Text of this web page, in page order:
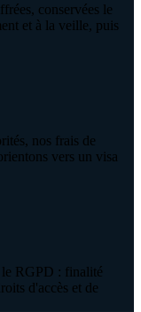
conservées le
et à la veille, puis
nos frais de
vers un visa
le RGPD : finalité
d'accès et de